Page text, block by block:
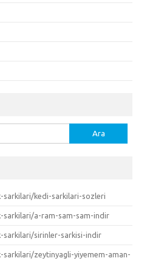
kedi-sarkilari-sozleri
a-ram-sam-sam-indir
sirinler-sarkisi-indir
zeytinyagli-yiyemem-aman-